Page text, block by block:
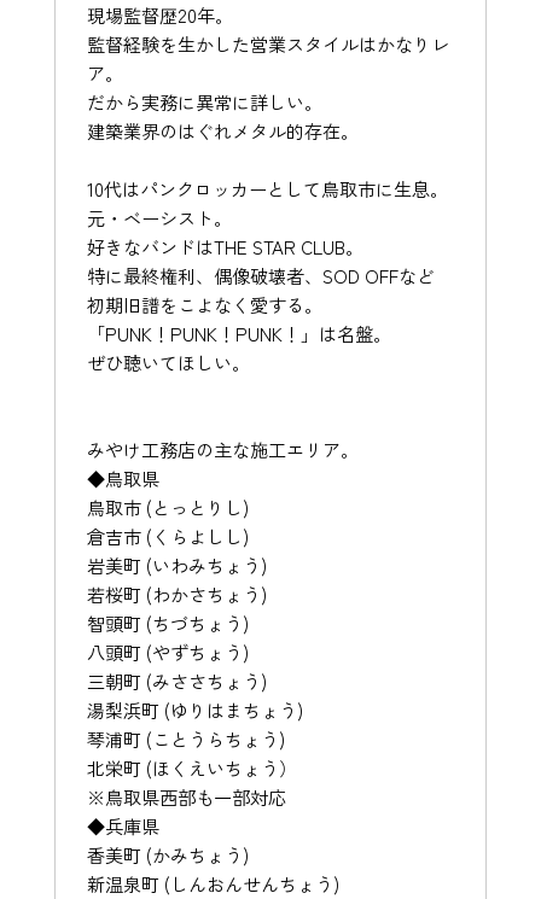
現場監督歴20年。
監督経験を生かした営業スタイルはかなりレ
ア。
だから実務に異常に詳しい。
建築業界のはぐれメタル的存在。
10代はパンクロッカーとして鳥取市に生息。
元・ベーシスト。
好きなバンドはTHE STAR CLUB。
特に最終権利、偶像破壊者、SOD OFFなど
初期旧譜をこよなく愛する。
「PUNK！PUNK！PUNK！」は名盤。
ぜひ聴いてほしい。
みやけ工務店の主な施工エリア。
◆鳥取県
鳥取市 (とっとりし)
倉吉市 (くらよしし)
岩美町 (いわみちょう)
若桜町 (わかさちょう)
智頭町 (ちづちょう)
八頭町 (やずちょう)
三朝町 (みささちょう)
湯梨浜町 (ゆりはまちょう)
琴浦町 (ことうらちょう)
北栄町 (ほくえいちょう）
※鳥取県西部も一部対応
◆兵庫県
香美町 (かみちょう)
新温泉町 (しんおんせんちょう)